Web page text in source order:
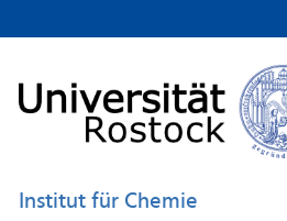
Institut für Chemie